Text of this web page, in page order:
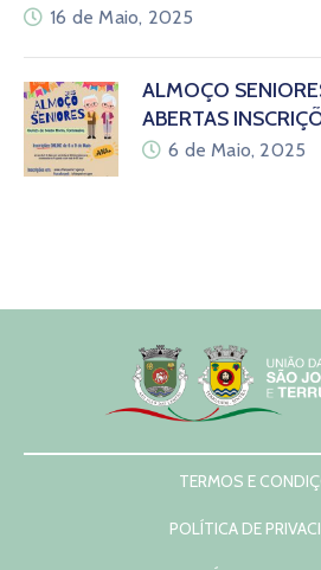
16 de Maio, 2025
ALMOÇO
ABERTAS
6 de Maio, 2025
TERMOS E
POLÍTICA DE